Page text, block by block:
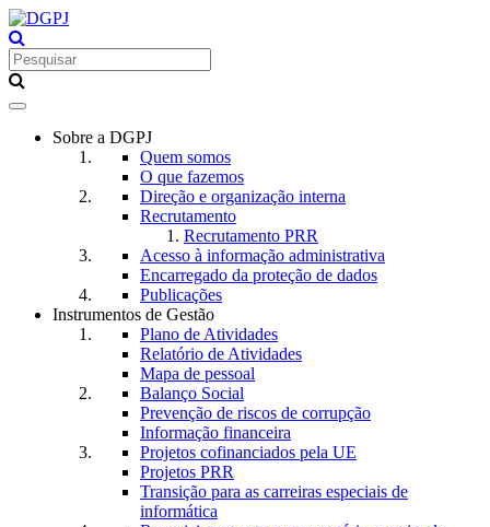
Toggle
navigationSobre a DGPJ
Quem somos
O que fazemos
Direção e organização interna
Recrutamento
Recrutamento PRR
Acesso à informação administrativa
Encarregado da proteção de dados
Publicações
Instrumentos de Gestão
Plano de Atividades
Relatório de Atividades
Mapa de pessoal
Balanço Social
Prevenção de riscos de corrupção
Informação financeira
Projetos cofinanciados pela UE
Projetos PRR
Transição para as carreiras especiais de
informática